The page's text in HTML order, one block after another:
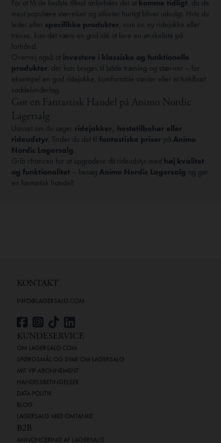
For at få de bedste tilbud anbefales det at komme tidligt, da de
mest populære størrelser og stilarter hurtigt bliver udsolgt. Hvis du
leder efter specifikke produkter, som en ny ridejakke eller
trense, kan det være en god idé at lave en ønskeliste på
forhånd.
Overvej også at investere i klassiske og funktionelle
produkter, der kan bruges til både træning og stævner – for
eksempel en god ridejakke, komfortable støvler eller et holdbart
saddelunderlag.
Gør en Fantastisk Handel på Animo Nordic
Lagersalg
Uanset om du søger ridejakker, hestetilbehør eller
rideudstyr, finder du det til fantastiske priser på Animo
Nordic Lagersalg
Grib chancen for at opgradere dit rideudstyr med høj kvalitet
og funktionalitet – besøg Animo Nordic Lagersalg og gør
en fantastisk handel!
KONTAKT
INFO@LAGERSALG.COM
KUNDESERVICE
OM LAGERSALG.COM
SPØRGSMÅL OG SVAR OM LAGERSALG
MIT VIP ABONNEMENT
HANDELSBETINGELSER
DATA POLITIK
BLOG
LAGERSALG MED OMTANKE
B2B
ANNONCERING AF LAGERSALG